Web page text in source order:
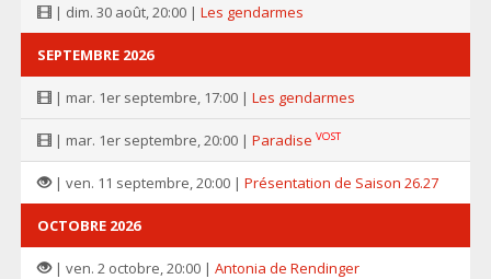
| dim. 30 août, 20:00 | Les gendarmes
SEPTEMBRE 2026
| mar. 1er septembre, 17:00 | Les gendarmes
| mar. 1er septembre, 20:00 | Paradise VOST
| ven. 11 septembre, 20:00 | Présentation de Saison 26.27
OCTOBRE 2026
| ven. 2 octobre, 20:00 | Antonia de Rendinger